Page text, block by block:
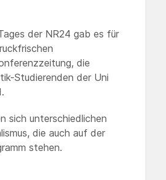
der NR24 gab es für
die
Studierenden der Uni
sich unterschiedlichen
die auch auf der
stehen.